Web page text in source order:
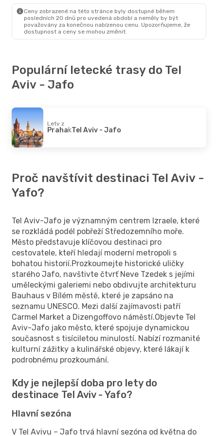
Ceny zobrazené na této stránce byly dostupné během
posledních 20 dnů pro uvedená období a neměly by být
považovány za konečnou nabízenou cenu. Upozorňujeme, že
dostupnost a ceny se mohou změnit.
Populární letecké trasy do Tel
Aviv - Jafo
Lety z
PrahakTel Aviv - Jafo
Proč navštívit destinaci Tel Aviv -
Yafo?
Tel Aviv-Jafo je významným centrem Izraele, které
se rozkládá podél pobřeží Středozemního moře.
Město představuje klíčovou destinaci pro
cestovatele, kteří hledají moderní metropoli s
bohatou historií.Prozkoumejte historické uličky
starého Jafo, navštivte čtvrť Neve Tzedek s jejími
uměleckými galeriemi nebo obdivujte architekturu
Bauhaus v Bílém městě, které je zapsáno na
seznamu UNESCO. Mezi další zajímavosti patří
Carmel Market a Dizengoffovo náměstí.Objevte Tel
Aviv-Jafo jako město, které spojuje dynamickou
současnost s tisíciletou minulostí. Nabízí rozmanité
kulturní zážitky a kulinářské objevy, které lákají k
podrobnému prozkoumání.
Kdy je nejlepší doba pro lety do
destinace Tel Aviv - Yafo?
Hlavní sezóna
V Tel Avivu – Jafo trvá hlavní sezóna od května do